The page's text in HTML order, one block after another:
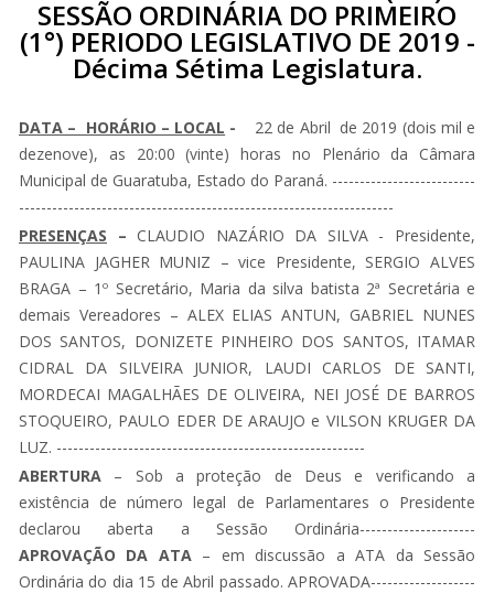
SESSÃO ORDINÁRIA DO PRIMEIRO
(1°) PERIODO LEGISLATIVO DE 2019 -
Décima Sétima Legislatura.
DATA – HORÁRIO – LOCAL -
22 de Abril de 2019 (dois mil e
dezenove), as 20:00 (vinte) horas no Plenário da Câmara
Municipal de Guaratuba, Estado do Paraná. --------------------------
--------------------------------------------------------------------
PRESENÇAS –CLAUDIO NAZÁRIO DA SILVA - Presidente,
PAULINA JAGHER MUNIZ – vice Presidente, SERGIO ALVES
BRAGA – 1º Secretário, Maria da silva batista 2ª Secretária e
demais Vereadores – ALEX ELIAS ANTUN, GABRIEL NUNES
DOS SANTOS, DONIZETE PINHEIRO DOS SANTOS, ITAMAR
CIDRAL DA SILVEIRA JUNIOR, LAUDI CARLOS DE SANTI,
MORDECAI MAGALHÃES DE OLIVEIRA, NEI JOSÉ DE BARROS
STOQUEIRO, PAULO EDER DE ARAUJO e VILSON KRUGER DA
LUZ. --------------------------------------------------------
ABERTURA – Sob a proteção de Deus e verificando a
existência de número legal de Parlamentares o Presidente
declarou aberta a Sessão Ordinária---------------------
APROVAÇÃO DA ATA – em discussão a ATA da Sessão
Ordinária do dia 15 de Abril passado. APROVADA-------------------